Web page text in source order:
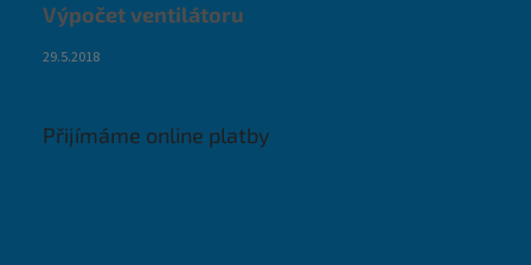
Výpočet ventilátoru
29.5.2018
Přijímáme online platby